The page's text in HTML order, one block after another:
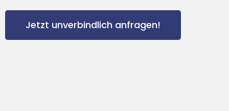
Jetzt unverbindlich anfragen!